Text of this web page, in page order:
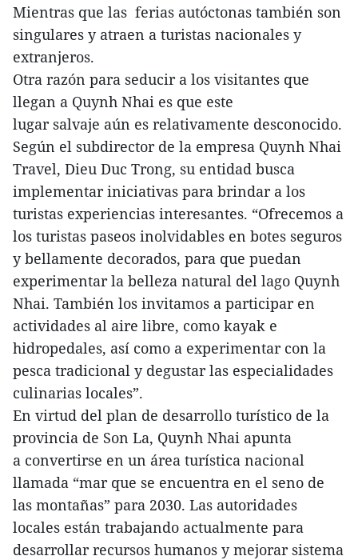
Mientras que las ferias autóctonas también son
singulares y atraen a turistas nacionales y
extranjeros.
Otra razón para seducir a los visitantes que
llegan a Quynh Nhai es que este
lugar salvaje aún es relativamente desconocido.
Según el subdirector de la empresa Quynh Nhai
Travel, Dieu Duc Trong, su entidad busca
implementar iniciativas para brindar a los
turistas experiencias interesantes. “Ofrecemos a
los turistas paseos inolvidables en botes seguros
y bellamente decorados, para que puedan
experimentar la belleza natural del lago Quynh
Nhai. También los invitamos a participar en
actividades al aire libre, como kayak e
hidropedales, así como a experimentar con la
pesca tradicional y degustar las especialidades
culinarias locales”.
En virtud del plan de desarrollo turístico de la
provincia de Son La, Quynh Nhai apunta
a convertirse en un área turística nacional
llamada “mar que se encuentra en el seno de
las montañas” para 2030. Las autoridades
locales están trabajando actualmente para
desarrollar recursos humanos y mejorar sistema